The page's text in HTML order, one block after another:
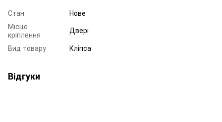
Стан
Нове
Місце
кріплення
Двері
Вид товару
Кліпса
Відгуки